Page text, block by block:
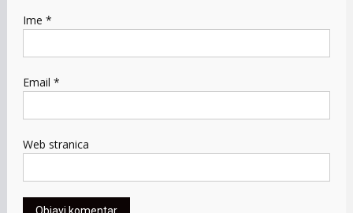
Ime *
Email *
Web stranica